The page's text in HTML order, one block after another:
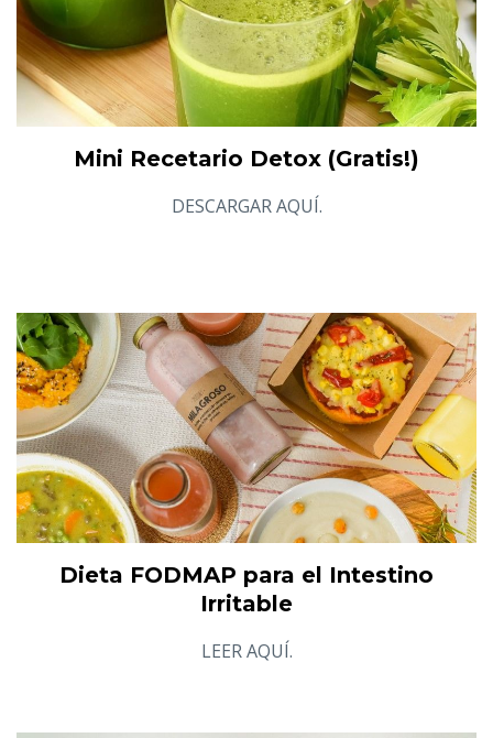
Mini Recetario Detox (Gratis!)
DESCARGAR AQUÍ.
Dieta FODMAP para el Intestino
Irritable
LEER AQUÍ.